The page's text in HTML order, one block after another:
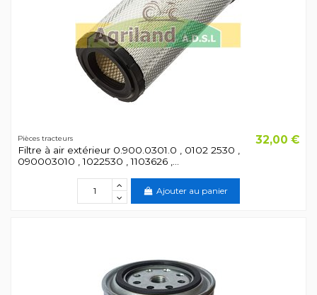
Pièces tracteurs
Filtre à air extérieur 0.900.0301.0 , 0102 2530 ,
090003010 , 1022530 , 1103626 ,...
32,00 €
Ajouter au panier